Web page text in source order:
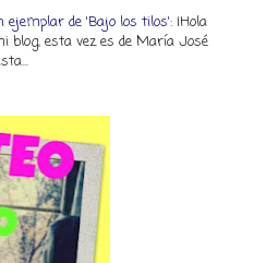
ejemplar de 'Bajo los tilos': ¡Hola
blog, esta vez es de María José